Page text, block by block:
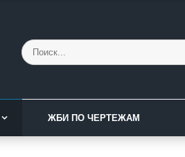
ЖБИ ПО ЧЕРТЕЖАМ